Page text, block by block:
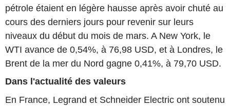
pétrole étaient en légère hausse après avoir chuté au
cours des derniers jours pour revenir sur leurs
niveaux du début du mois de mars. A New York, le
WTI avance de 0,54%, à 76,98 USD, et à Londres, le
Brent de la mer du Nord gagne 0,41%, à 79,70 USD.
Dans l'actualité des valeurs
En France, Legrand et Schneider Electric ont soutenu